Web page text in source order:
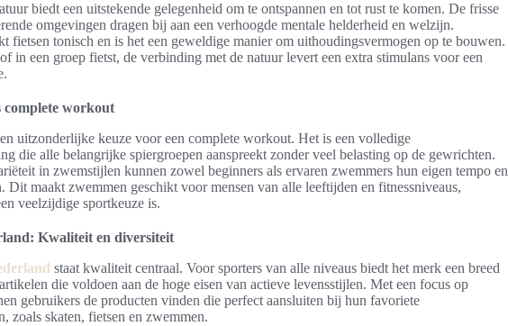
biedt een uitstekende gelegenheid om te ontspannen en tot rust te komen. De frisse
omgevingen dragen bij aan een verhoogde mentale helderheid en welzijn.
fietsen tonisch en is het een geweldige manier om uithoudingsvermogen op te bouwen.
in een groep fietst, de verbinding met de natuur levert een extra stimulans voor een
complete workout
uitzonderlijke keuze voor een complete workout. Het is een volledige
die alle belangrijke spiergroepen aanspreekt zonder veel belasting op de gewrichten.
in zwemstijlen kunnen zowel beginners als ervaren zwemmers hun eigen tempo en
Dit maakt zwemmen geschikt voor mensen van alle leeftijden en fitnessniveaus,
veelzijdige sportkeuze is.
Kwaliteit en diversiteit
staat kwaliteit centraal. Voor sporters van alle niveaus biedt het merk een breed
die voldoen aan de hoge eisen van actieve levensstijlen. Met een focus op
gebruikers de producten vinden die perfect aansluiten bij hun favoriete
zoals skaten, fietsen en zwemmen.